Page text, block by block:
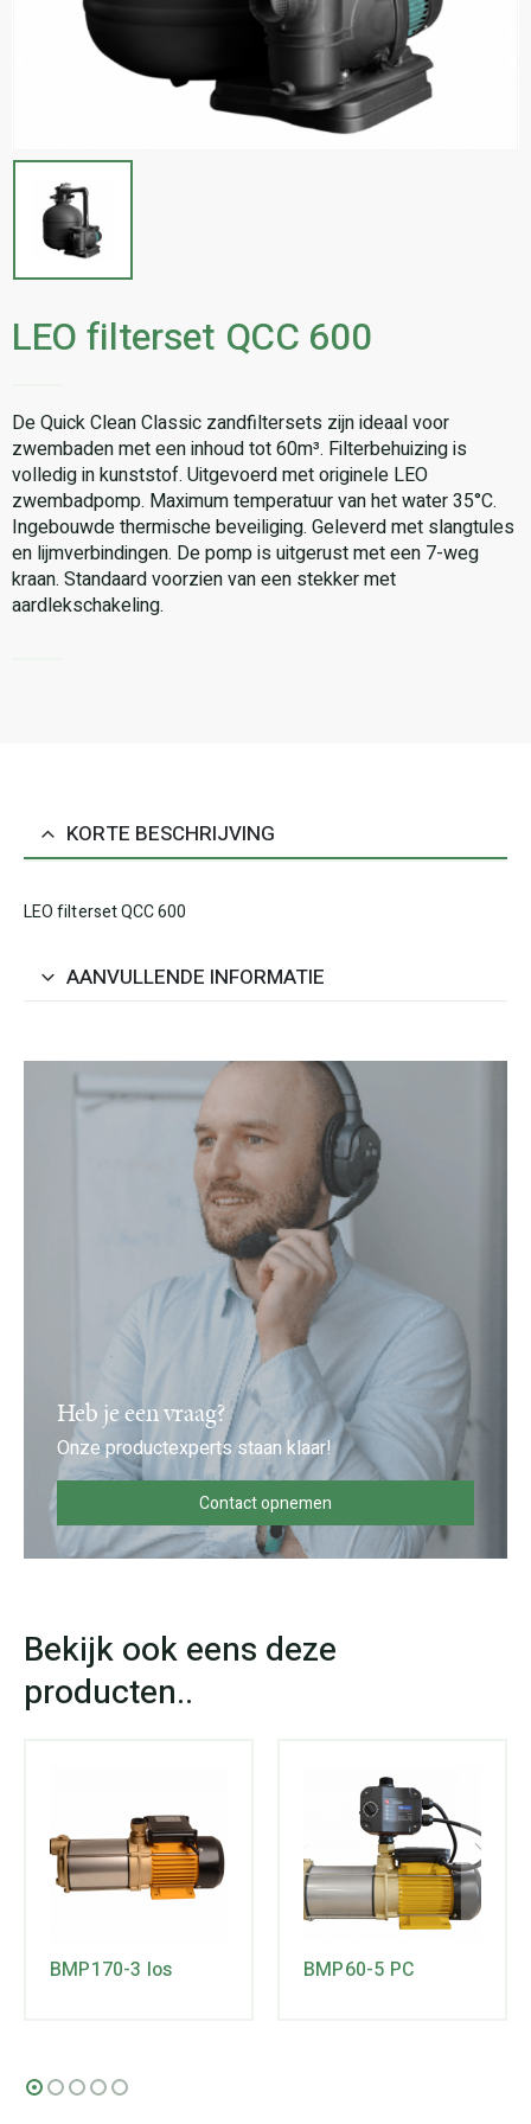
LEO filterset QCC 600
De Quick Clean Classic zandfiltersets zijn ideaal voor
zwembaden met een inhoud tot 60m³. Filterbehuizing is
volledig in kunststof. Uitgevoerd met originele LEO
zwembadpomp. Maximum temperatuur van het water 35°C.
Ingebouwde thermische beveiliging. Geleverd met slangtules
en lijmverbindingen. De pomp is uitgerust met een 7-weg
kraan. Standaard voorzien van een stekker met
aardlekschakeling.
KORTE BESCHRIJVING
LEO filterset QCC 600
AANVULLENDE INFORMATIE
Heb je een vraag?
Onze productexperts staan klaar!
Contact opnemen
BMP170-3 los BMP60-5 PC